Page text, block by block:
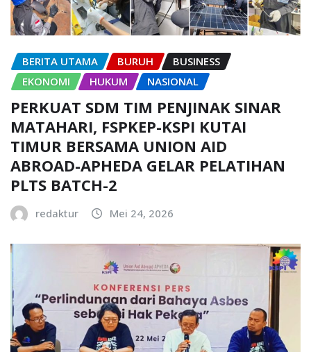
BERITA UTAMA BURUH
BUSINESS
EKONOMI
HUKUM NASIONAL
PERKUAT SDM TIM PENJINAK SINAR
MATAHARI, FSPKEP-KSPI KUTAI
TIMUR BERSAMA UNION AID
ABROAD-APHEDA GELAR PELATIHAN
PLTS BATCH-2
redaktur Mei 24, 2026